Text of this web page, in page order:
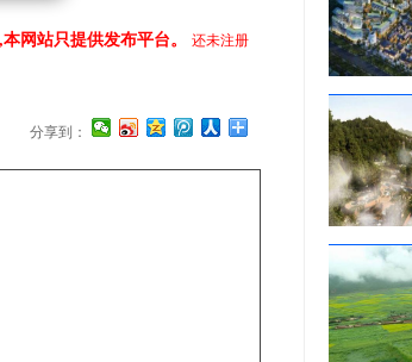
网站只提供发布平台。 还未注册
分享到：